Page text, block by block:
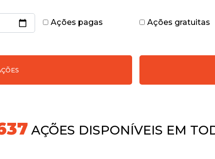
Ações pagas
Ações gratuitas
AÇÕES DISPONÍVEIS EM